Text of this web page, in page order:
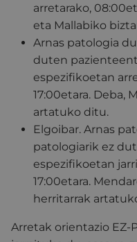
arretarako,
eta Mallabiko
Arnas patologia
duten
espezifikoetan
17:00etara. Deba,
artatuko ditu.
Elgoibar. Arnas
patologiarik ez
espezifikoetan
17:00etara.
herritarrak
Arretak orientazio EZ-